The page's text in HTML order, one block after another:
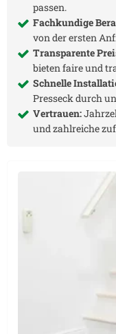
passen.
Fachkundige
von der ersten
Transparente
bieten faire und
Schnelle
Presseckdurch
Vertrauen:
und zahlreiche